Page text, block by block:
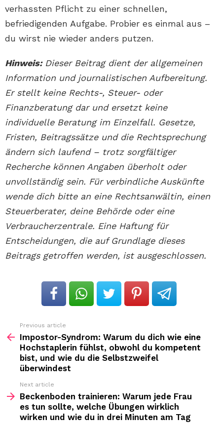
verhassten Pflicht zu einer schnellen,
befriedigenden Aufgabe. Probier es einmal aus –
du wirst nie wieder anders putzen.
Hinweis:Dieser Beitrag dient der allgemeinen
Information und journalistischen Aufbereitung.
Er stellt keine Rechts-, Steuer- oder
Finanzberatung dar und ersetzt keine
individuelle Beratung im Einzelfall. Gesetze,
Fristen, Beitragssätze und die Rechtsprechung
ändern sich laufend – trotz sorgfältiger
Recherche können Angaben überholt oder
unvollständig sein. Für verbindliche Auskünfte
wende dich bitte an eine Rechtsanwältin, einen
Steuerberater, deine Behörde oder eine
Verbraucherzentrale. Eine Haftung für
Entscheidungen, die auf Grundlage dieses
Beitrags getroffen werden, ist ausgeschlossen.
more
Previous article
Impostor-Syndrom: Warum du dich wie eine
Hochstaplerin fühlst, obwohl du kompetent
bist, und wie du die Selbstzweifel
überwindest
Next article
Beckenboden trainieren: Warum jede Frau
es tun sollte, welche Übungen wirklich
wirken und wie du in drei Minuten am Tag